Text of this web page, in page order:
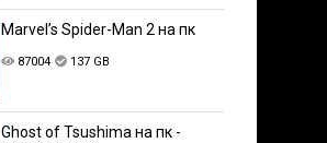
Marvel’s Spider-Man 2 на пк
87004 137 GB
Ghost of Tsushima на пк -